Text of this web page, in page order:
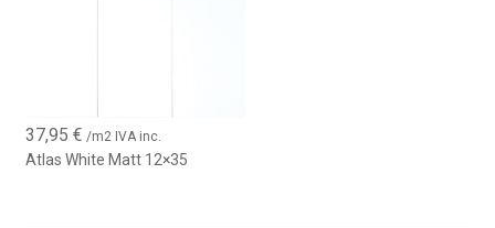
37,95€ /m2 IVA inc.
Atlas White Matt 12×35